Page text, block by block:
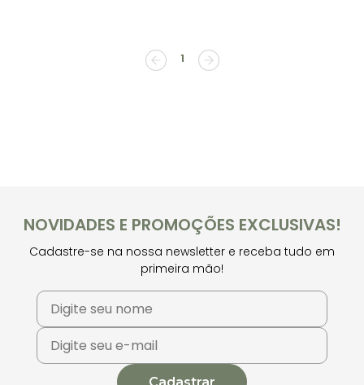
1
NOVIDADES E PROMOÇÕES EXCLUSIVAS!
Cadastre-se na nossa newsletter e receba tudo em
primeira mão!